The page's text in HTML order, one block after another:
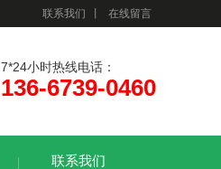
联系我们 在线留言
7*24小时热线电话：
136-6739-0460
联系我们